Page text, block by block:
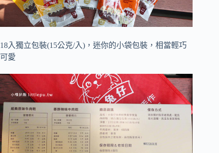
18入獨立包裝(15公克/入)，迷你的小袋包裝，相當輕巧
可愛